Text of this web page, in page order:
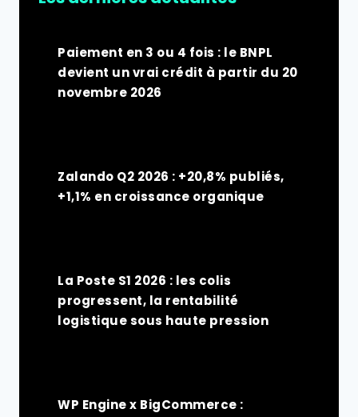
Paiement en 3 ou 4 fois : le BNPL
devient un vrai crédit à partir du 20
novembre 2026
Zalando Q2 2026 : +20,8% publiés,
+1,1% en croissance organique
La Poste S1 2026 : les colis
progressent, la rentabilité
logistique sous haute pression
WP Engine x BigCommerce :